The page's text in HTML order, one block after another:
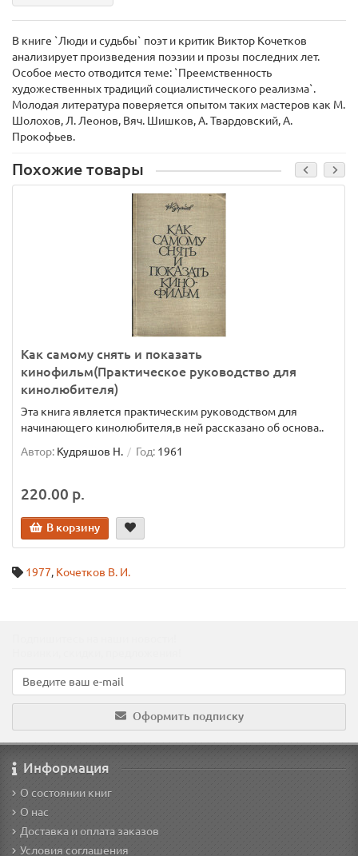
В книге `Люди и судьбы` поэт и критик Виктор Кочетков
анализирует произведения поэзии и прозы последних лет.
Особое место отводится теме: `Преемственность
художественных традиций социалистического реализма`.
Молодая литература поверяется опытом таких мастеров как М.
Шолохов, Л. Леонов, Вяч. Шишков, А. Твардовский, А.
Прокофьев.
Похожие товары
Как самому снять и показать
кинофильм(Практическое руководство для
кинолюбителя)
Эта книга является практическим руководством для
начинающего кинолюбителя,в ней рассказано об основа..
Автор: Кудряшов Н. Год: 1961
220.00 р.
В корзину
1977, Кочетков В. И.
Оформить подписку
Информация
О состоянии книг
О нас
Доставка и оплата заказов
Условия соглашения